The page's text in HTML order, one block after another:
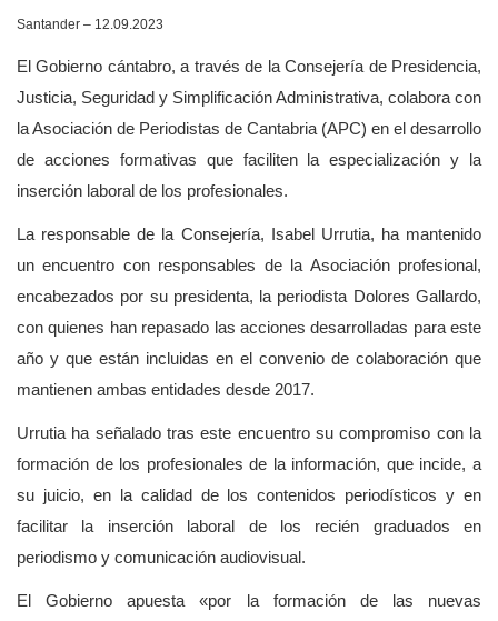
Santander – 12.09.2023
El Gobierno cántabro, a través de la Consejería de Presidencia,
Justicia, Seguridad y Simplificación Administrativa, colabora con
la Asociación de Periodistas de Cantabria (APC) en el desarrollo
de acciones formativas que faciliten la especialización y la
inserción laboral de los profesionales.
La responsable de la Consejería, Isabel Urrutia, ha mantenido
un encuentro con responsables de la Asociación profesional,
encabezados por su presidenta, la periodista Dolores Gallardo,
con quienes han repasado las acciones desarrolladas para este
año y que están incluidas en el convenio de colaboración que
mantienen ambas entidades desde 2017.
Urrutia ha señalado tras este encuentro su compromiso con la
formación de los profesionales de la información, que incide, a
su juicio, en la calidad de los contenidos periodísticos y en
facilitar la inserción laboral de los recién graduados en
periodismo y comunicación audiovisual.
El Gobierno apuesta «por la formación de las nuevas